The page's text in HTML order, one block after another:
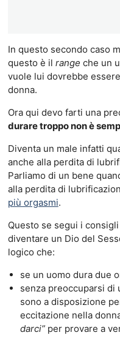
In questo secondo caso
questo è il range che un
vuole lui dovrebbe
donna.
Ora qui devo farti una
durare troppo non è
Diventa un male infatti
anche alla perdita di
Parliamo di un bene
alla perdita di
più orgasmi.
Questo se segui i
diventare un Dio del
logico che:
se un uomo dura due
senza preoccuparsi
sono a disposizione
eccitazione nella
darci” per provare a